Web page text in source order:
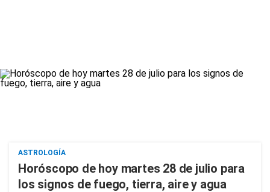
ASTROLOGÍA
Horóscopo de hoy martes 28 de julio para
los signos de fuego, tierra, aire y agua